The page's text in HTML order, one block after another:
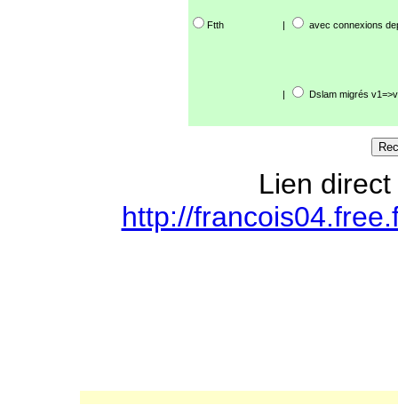
Ftth | avec connexions
| Dslam migrés
Lien
http://